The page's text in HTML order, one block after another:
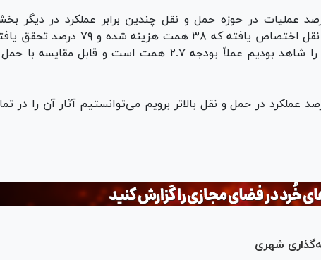
عملیات در حوزه حمل و نقل چندین برابر عملکرد در دیگر
هاست، یادآور شد: ۴۸ همت به حمل و نقل اختصاص یافته که ۳۸ همت هزینه شده و ۷۹ درصد
است. در شهرسازی که ۱۱۷ درصد تحقق را شاهد بودیم عملاً بودجه ۲.۷ همت است و قابل مقایسه با
گفت: اگر می‌خواستیم از ۷۸ درصد عملکرد در حمل و نقل بالاتر برویم می‌توانستیم آثار آن را در
شهری